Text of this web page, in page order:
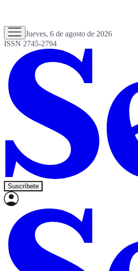
Jueves, 6 de agosto de 2026
ISSN 2745-2794
Suscríbete